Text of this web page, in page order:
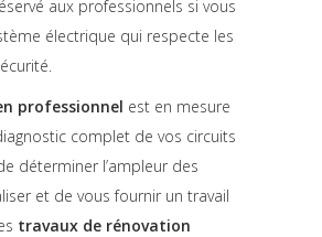
aux professionnels si vous
électrique qui respecte les
professionnel est en mesure
complet de vos circuits
déterminer l’ampleur des
et de vous fournir un travail
travaux de rénovation